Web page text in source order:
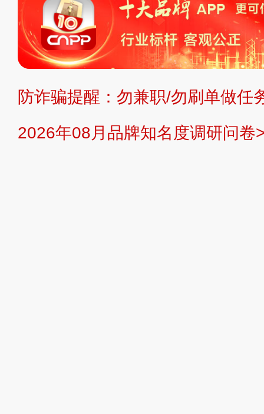
复制、转载、商用。本站不生产产
不代理、不招商、不提供中介服务。
持投资购买的观点或意见，页面信息
提交说明： 快速提交发布>> 提交品
防诈骗提醒：勿兼职/勿刷单做任
2026年08月品牌知名度调研问卷